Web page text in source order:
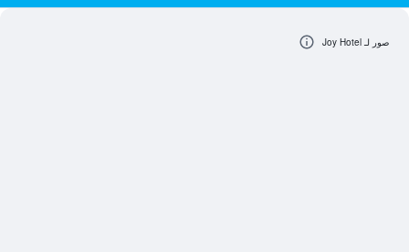
صور لـ Joy Hotel